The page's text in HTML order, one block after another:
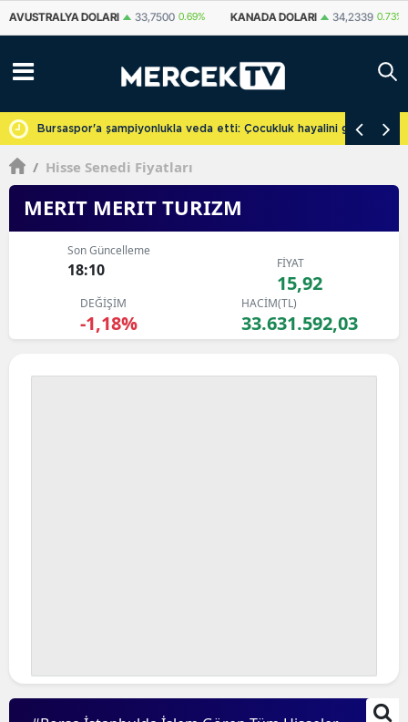
KANADA DOLARI 34,2339 0.73% İSVIÇRE FRANKI 59,1179 0.82%
Bursaspor'a şampiyonlukla veda etti: Çocukluk hayalini
/ Hisse Senedi Fiyatları
MERIT MERIT TURIZM
Son Güncelleme
18:10 FİYAT
15,92
DEĞİŞİM
-1,18%
HACİM(TL)
33.631.592,03